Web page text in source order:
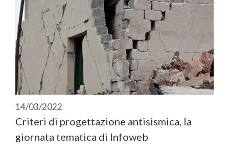
14/03/2022
Criteri di progettazione antisismica, la
giornata tematica di Infoweb